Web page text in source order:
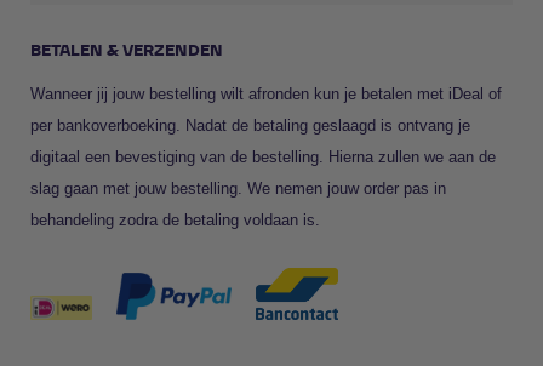
BETALEN & VERZENDEN
Wanneer jij jouw bestelling wilt afronden kun je betalen met iDeal of
per bankoverboeking. Nadat de betaling geslaagd is ontvang je
digitaal een bevestiging van de bestelling. Hierna zullen we aan de
slag gaan met jouw bestelling. We nemen jouw order pas in
behandeling zodra de betaling voldaan is.